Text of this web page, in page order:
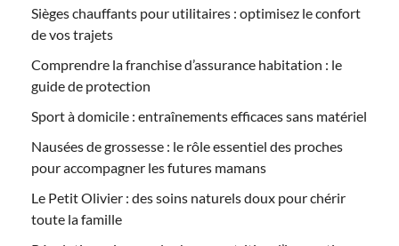
Sièges chauffants pour utilitaires : optimisez le confort
de vos trajets
Comprendre la franchise d’assurance habitation : le
guide de protection
Sport à domicile : entraînements efficaces sans matériel
Nausées de grossesse : le rôle essentiel des proches
pour accompagner les futures mamans
Le Petit Olivier : des soins naturels doux pour chérir
toute la famille